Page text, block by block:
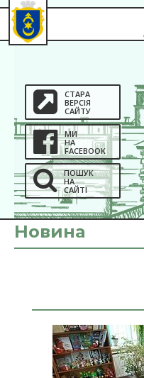
СТАРА
ВЕРСІЯ
САЙТУ
МИ
НА
FACEBOOK
ПОШУК
НА
САЙТІ
Новина